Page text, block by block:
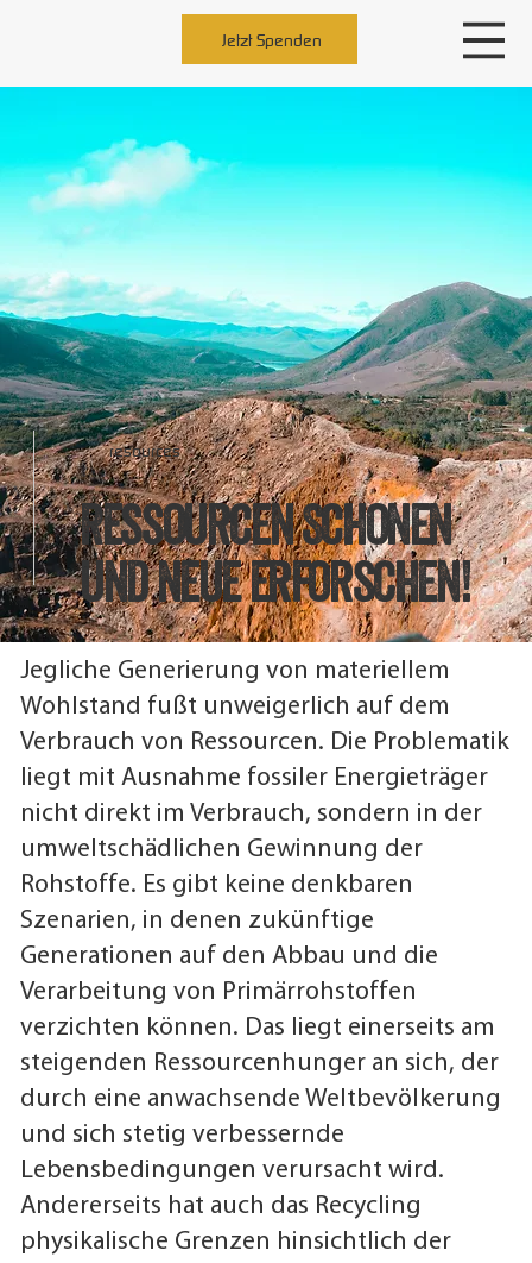
Jetzt Spenden
resources
Ressourcen Schonen
und neue erforschen!
Jegliche Generierung von materiellem
Wohlstand fußt unweigerlich auf dem
Verbrauch von Ressourcen. Die Problematik
liegt mit Ausnahme fossiler Energieträger
nicht direkt im Verbrauch, sondern in der
umweltschädlichen Gewinnung der
Rohstoffe. Es gibt keine denkbaren
Szenarien, in denen zukünftige
Generationen auf den Abbau und die
Verarbeitung von Primärrohstoffen
verzichten können. Das liegt einerseits am
steigenden Ressourcenhunger an sich, der
durch eine anwachsende Weltbevölkerung
und sich stetig verbessernde
Lebensbedingungen verursacht wird.
Andererseits hat auch das Recycling
physikalische Grenzen hinsichtlich der